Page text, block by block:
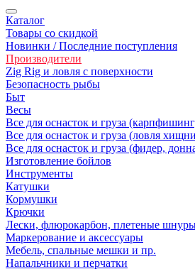
Каталог
Товары со скидкой
Новинки / Последние поступления
Производители
Zig Rig и ловля с поверхности
Безoпасность рыбы
Быт
Весы
Все для оснасток и груза
Все для оснасток и груза (ловля
Все для оснасток и груза (фидер,
Изготовление бойлов
Инструменты
Катушки
Кормушки
Крючки
Лески, флюрокарбон, плетеные
Маркерование и аксессуары
Мебель, спальные мешки и пр.
Напальчники и перчатки